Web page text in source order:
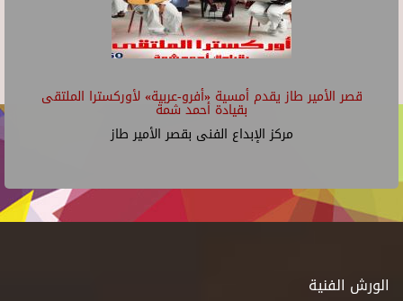
قصر الأمير طاز يقدم أمسية «أفرو-عربية» لأوركسترا الملتقى
بقيادة أحمد شمة
مركز الإبداع الفنى بقصر الأمير طاز
الورش الفنية